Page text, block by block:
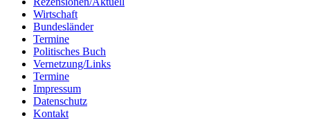
Wirtschaft
Bundesländer
Termine
Politisches Buch
Vernetzung/Links
Termine
Impressum
Datenschutz
Kontakt